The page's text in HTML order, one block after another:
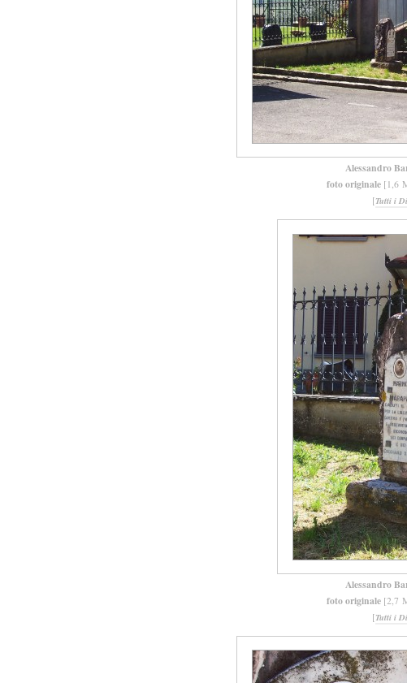
Alessandro
foto originale [1,6
[Tutti i
Alessandro
foto originale [2,7
[Tutti i